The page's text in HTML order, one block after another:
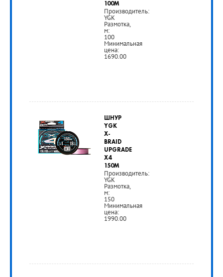
100M
Производитель:
YGK
Размотка,
м:
100
Минимальная
цена:
1690.00
1
690
руб.
РУБ
ШНУР
YGK
X-
BRAID
UPGRADE
X4
150M
Производитель:
YGK
Размотка,
м:
150
Минимальная
цена:
1990.00
1